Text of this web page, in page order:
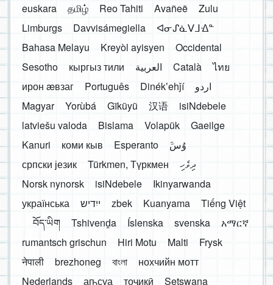
euskara
தமிழ் Reo Tahiti Avañeẽ
Zulu
Limburgs
Davvisámegiella
ᐊᓂᔑᓈᐯᒧᐎᓐ
Bahasa Melayu
Kreyòl ayisyen
Occidental
Sesotho
кыргыз тили العربية Català
ไทย
ирон æвзаг
Português Dinékʼehǰí
اردو
Magyar
Yorùbá Gĩkũyũ 汉语
isiNdebele
latviešu valoda
Bislama Volapük
Gaeilge
Kanuri
коми кыв Esperanto
َوُسَ
српски језик
Türkmen, Түркмен
ދިވެހި
Norsk nynorsk
isiNdebele
Ikinyarwanda
українська
ייִדיש zbek Kuanyama
Tiếng Việt
བོད་ཡིག
Tshivenḓa Íslenska svenska
አማርኛ
rumantsch grischun
Hiri Motu Malti
Frysk
नेपाली
brezhoneg বাংলা
нохчийн мотт
Nederlands
аҧсуа тоҷикӣ
Setswana